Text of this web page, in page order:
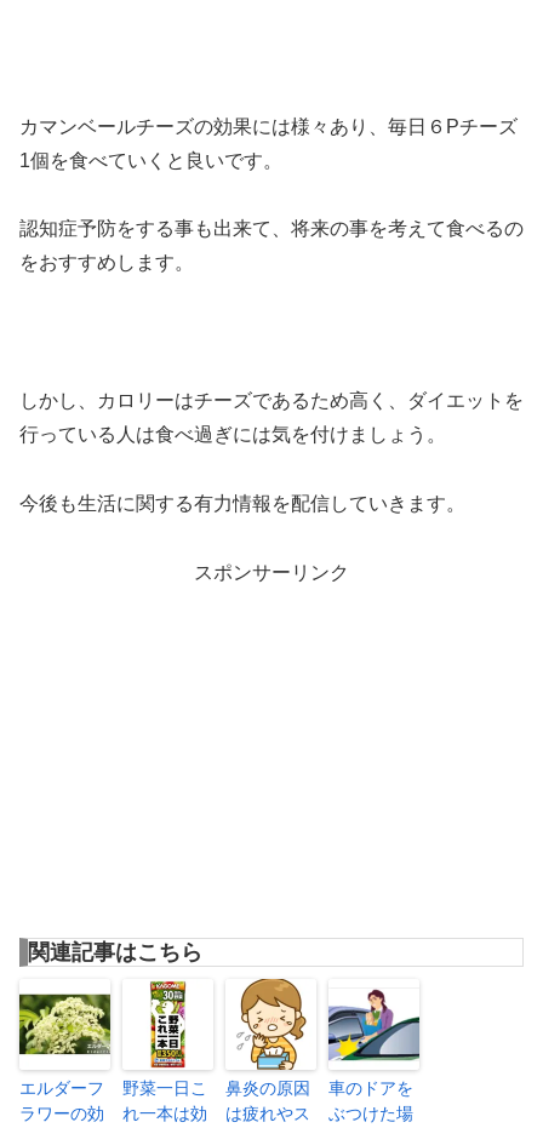
カマンベールチーズの効果には様々あり、毎日６Pチーズ
1個を食べていくと良いです。
認知症予防をする事も出来て、将来の事を考えて食べるの
をおすすめします。
しかし、カロリーはチーズであるため高く、ダイエットを
行っている人は食べ過ぎには気を付けましょう。
今後も生活に関する有力情報を配信していきます。
スポンサーリンク
関連記事はこちら
エルダーフ
ラワーの効
野菜一日こ
れ一本は効
鼻炎の原因
は疲れやス
車のドアを
ぶつけた場